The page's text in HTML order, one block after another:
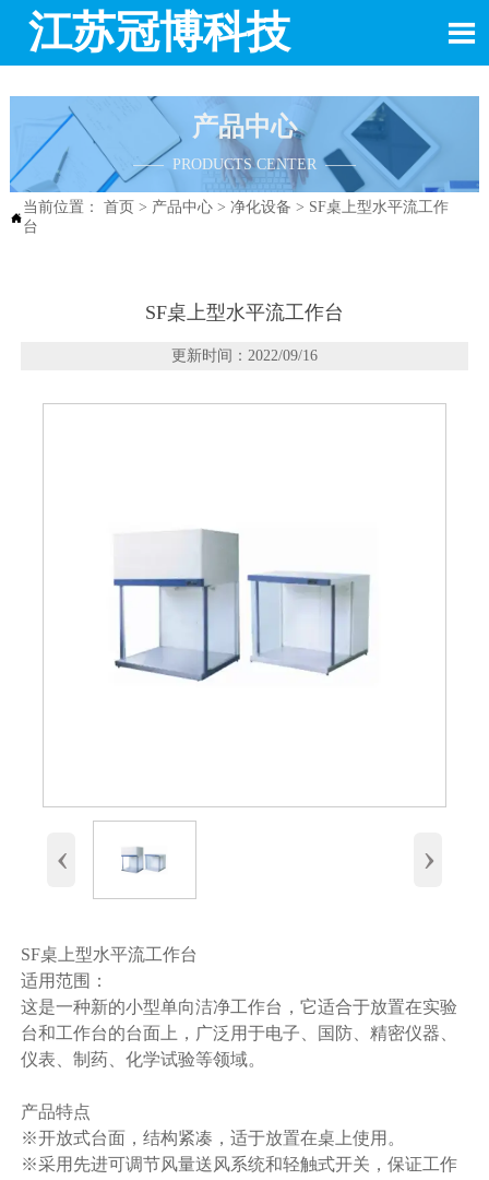
江苏冠博科技 
产品中心
—— PRODUCTS CENTER ——

当前位置： 首页 > 产品中心> 净化设备 > SF桌上型水平流工作
台
SF桌上型水平流工作台
更新时间：2022/09/16
‹ ›
SF桌上型水平流工作台
适用范围：
这是一种新的小型单向洁净工作台，它适合于放置在实验
台和工作台的台面上，广泛用于电子、国防、精密仪器、
仪表、制药、化学试验等领域。
产品特点
※开放式台面，结构紧凑，适于放置在桌上使用。
※采用先进可调节风量送风系统和轻触式开关，保证工作